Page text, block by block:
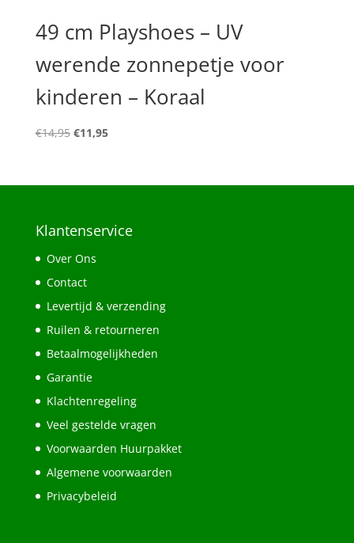
49 cm Playshoes – UV
werende zonnepetje voor
kinderen – Koraal
€14,95 Oorspronkelijke
€14,95.
€11,95Huidige
€11,95.
Klantenservice
Over Ons
Contact
Levertijd & verzending
Ruilen & retourneren
Betaalmogelijkheden
Garantie
Klachtenregeling
Veel gestelde vragen
Voorwaarden Huurpakket
Algemene voorwaarden
Privacybeleid